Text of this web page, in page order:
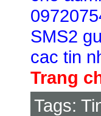
SMS2
cac tin
Trang
Tags: